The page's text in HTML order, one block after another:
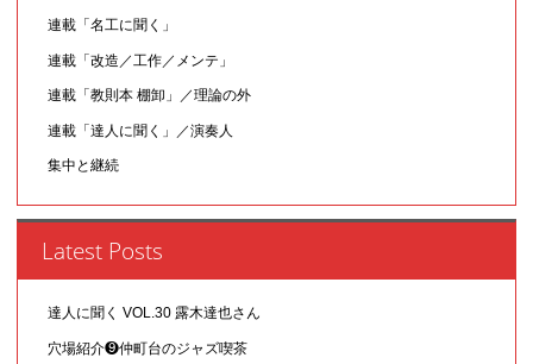
連載「名工に聞く」
連載「改造／工作／メンテ」
連載「教則本 棚卸」／理論の外
連載「達人に聞く」／演奏人
集中と継続
Latest Posts
達人に聞く VOL.30 露木達也さん
穴場紹介❾仲町台のジャズ喫茶